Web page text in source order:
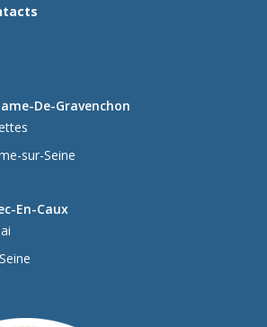
De-Gravenchon
sur-Seine
En-Caux